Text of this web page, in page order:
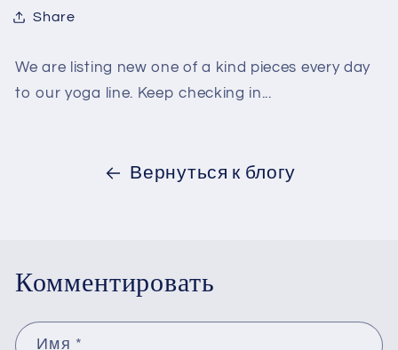
Share
We are listing new one of a kind pieces every day
to our yoga line. Keep checking in...
Вернуться к блогу
Комментировать
Имя *